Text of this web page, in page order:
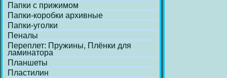
Папки с прижимом
Папки-коробки архивные
Папки-уголки
Пеналы
Переплет: Пружины, Плёнки для
ламинатора
Планшеты
Пластилин